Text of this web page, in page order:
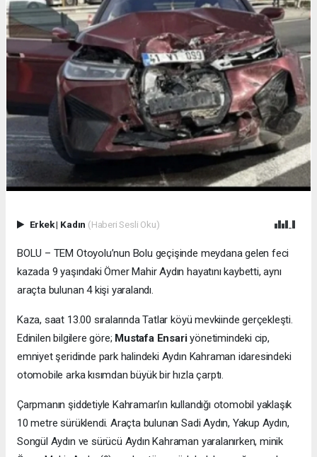
Erkek| Kadın (Haberi Sesli Oku)
BOLU – TEM Otoyolu’nun Bolu geçişinde meydana gelen feci
kazada 9 yaşındaki Ömer Mahir Aydın hayatını kaybetti, aynı
araçta bulunan 4 kişi yaralandı.
Kaza, saat 13.00 sıralarında Tatlar köyü mevkiinde gerçekleşti.
Edinilen bilgilere göre; Mustafa Ensariyönetimindeki cip,
emniyet şeridinde park halindeki Aydın Kahraman idaresindeki
otomobile arka kısımdan büyük bir hızla çarptı.
Çarpmanın şiddetiyle Kahraman’ın kullandığı otomobil yaklaşık
10 metre sürüklendi. Araçta bulunan Sadi Aydın, Yakup Aydın,
Songül Aydın ve sürücü Aydın Kahraman yaralanırken, minik